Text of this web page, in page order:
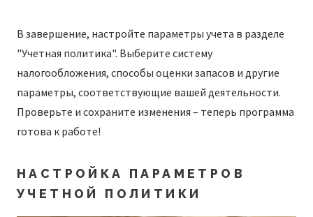
В завершение, настройте параметры учета в разделе
"Учетная политика". Выберите систему
налогообложения, способы оценки запасов и другие
параметры, соответствующие вашей деятельности.
Проверьте и сохраните изменения – теперь программа
готова к работе!
НАСТРОЙКА ПАРАМЕТРОВ
УЧЕТНОЙ ПОЛИТИКИ